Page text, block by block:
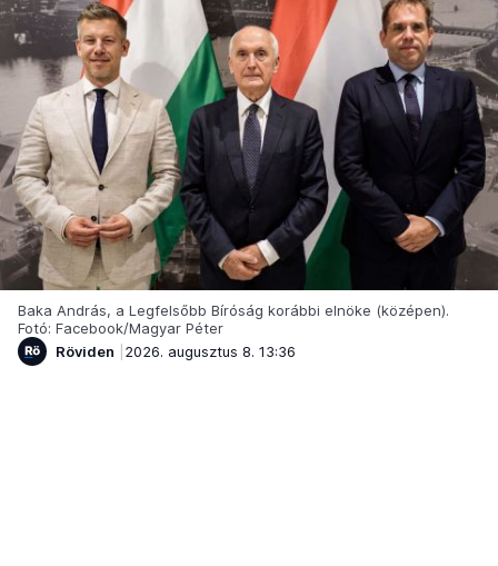
Baka András, a Legfelsőbb Bíróság korábbi elnöke (középen).
Fotó: Facebook/Magyar Péter
Röviden
2026. augusztus 8. 13:36